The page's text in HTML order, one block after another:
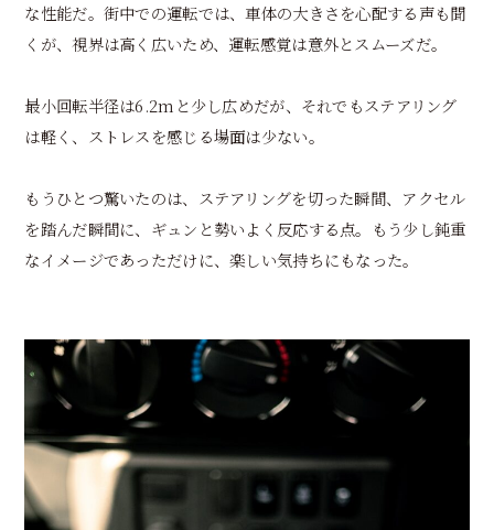
な性能だ。街中での運転では、車体の大きさを心配する声も聞
くが、視界は高く広いため、運転感覚は意外とスムーズだ。
最小回転半径は6.2mと少し広めだが、それでもステアリング
は軽く、ストレスを感じる場面は少ない。
もうひとつ驚いたのは、ステアリングを切った瞬間、アクセル
を踏んだ瞬間に、ギュンと勢いよく反応する点。もう少し鈍重
なイメージであっただけに、楽しい気持ちにもなった。